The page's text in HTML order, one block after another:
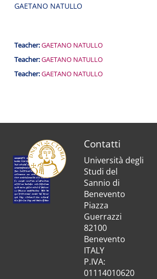
GAETANO NATULLO
Teacher:GAETANO NATULLO
Teacher:GAETANO NATULLO
Teacher:GAETANO NATULLO
Contatti
Università degli
Studi del
Sannio di
Benevento
Piazza
Guerrazzi
82100
Benevento
ITALY
P.IVA:
01114010620